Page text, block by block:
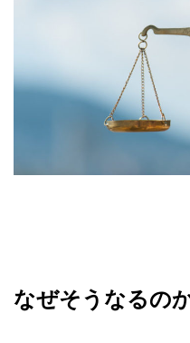
なぜそうなるの